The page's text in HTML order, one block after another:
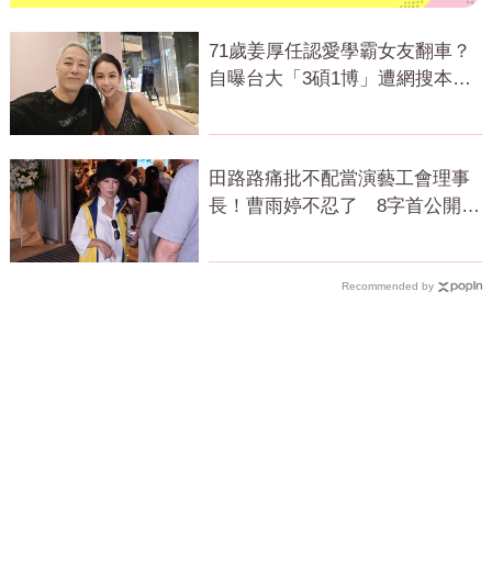
71歲姜厚任認愛學霸女友翻車？
自曝台大「3碩1博」遭網搜本
田路路痛批不配當演藝工會理事
長！曹雨婷不忍了 8字首公開發
Recommended by